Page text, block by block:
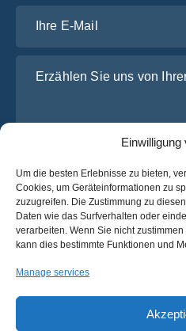
Einwilligung
Um die besten Erlebnisse zu bieten,
Cookies, um Geräteinformationen zu
zuzugreifen. Die Zustimmung zu
Daten wie das Surfverhalten oder
verarbeiten. Wenn Sie nicht
kann dies bestimmte Funktionen und
Manage services
Ich habe dieDatenschutz-
gelesen und stimme ihnen
Ein